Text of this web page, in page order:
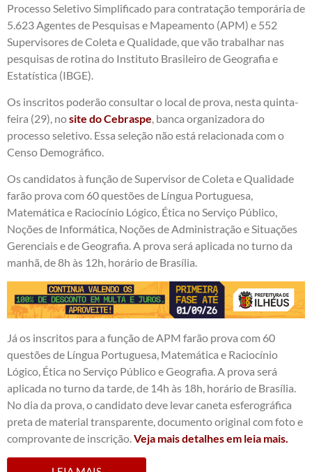
Processo Seletivo Simplificado para contratação temporária de
5.623 Agentes de Pesquisas e Mapeamento (APM) e 552
Supervisores de Coleta e Qualidade, que vão trabalhar nas
pesquisas de rotina do Instituto Brasileiro de Geografia e
Estatística (IBGE).
Os inscritos poderão consultar o local de prova, nesta quinta-
feira (29), nosite do Cebraspe, banca organizadora do
processo seletivo. Essa seleção não está relacionada com o
Censo Demográfico.
Os candidatos à função de Supervisor de Coleta e Qualidade
farão prova com 60 questões de Língua Portuguesa,
Matemática e Raciocínio Lógico, Ética no Serviço Público,
Noções de Informática, Noções de Administração e Situações
Gerenciais e de Geografia. A prova será aplicada no turno da
manhã, de 8h às 12h, horário de Brasília.
Já os inscritos para a função de APM farão prova com 60
questões de Língua Portuguesa, Matemática e Raciocínio
Lógico, Ética no Serviço Público e Geografia. A prova será
aplicada no turno da tarde, de 14h às 18h, horário de Brasília.
No dia da prova, o candidato deve levar caneta esferográfica
preta de material transparente, documento original com foto e
comprovante de inscrição.Veja mais detalhes em leia mais.